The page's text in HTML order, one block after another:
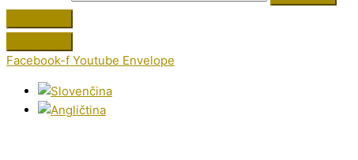
Facebook-f Youtube Envelope